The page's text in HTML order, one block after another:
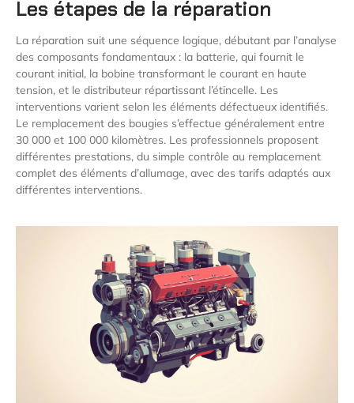
Les étapes de la réparation
La réparation suit une séquence logique, débutant par l’analyse
des composants fondamentaux : la batterie, qui fournit le
courant initial, la bobine transformant le courant en haute
tension, et le distributeur répartissant l’étincelle. Les
interventions varient selon les éléments défectueux identifiés.
Le remplacement des bougies s’effectue généralement entre
30 000 et 100 000 kilomètres. Les professionnels proposent
différentes prestations, du simple contrôle au remplacement
complet des éléments d’allumage, avec des tarifs adaptés aux
différentes interventions.